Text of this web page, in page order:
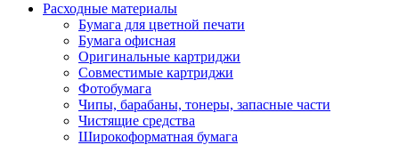
Расходные материалы
Бумага для цветной печати
Бумага офисная
Оригинальные картриджи
Совместимые картриджи
Фотобумага
Чипы, барабаны, тонеры, запасные части
Чистящие средства
Широкоформатная бумага